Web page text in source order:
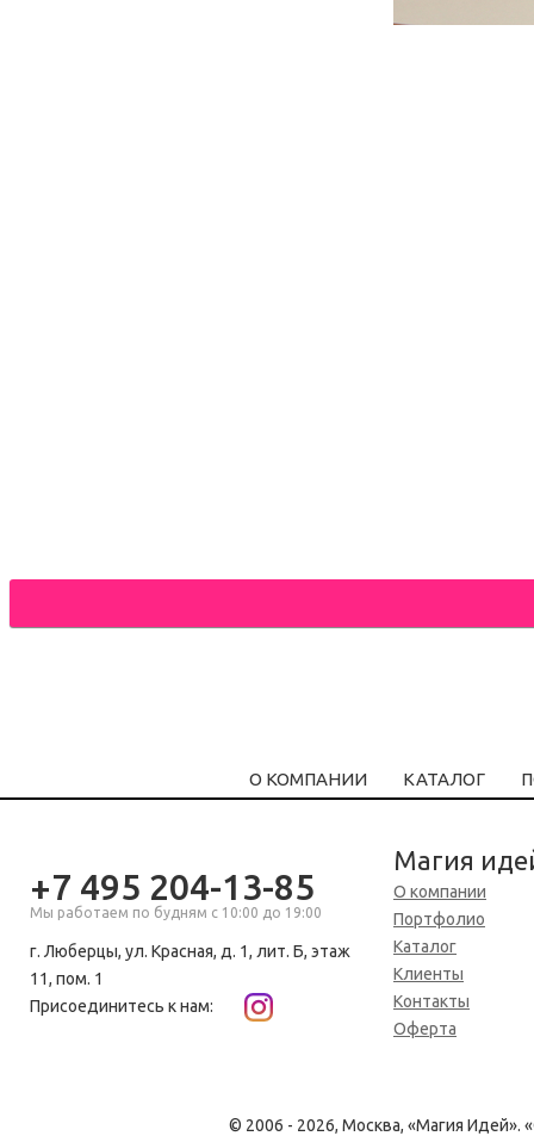
О КОМПАНИИ КАТАЛОГ
+7 495 204-13-85
Мы работаем по будням с 10:00 до 19:00
г. Люберцы, ул. Красная, д. 1, лит. Б, этаж
11, пом. 1
Присоединитесь к нам:
Магия
О компании
Портфолио
Каталог
Клиенты
Контакты
Оферта
© 2006 - 2026, Москва, «Магия Идей».